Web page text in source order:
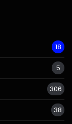
18
5
306
38